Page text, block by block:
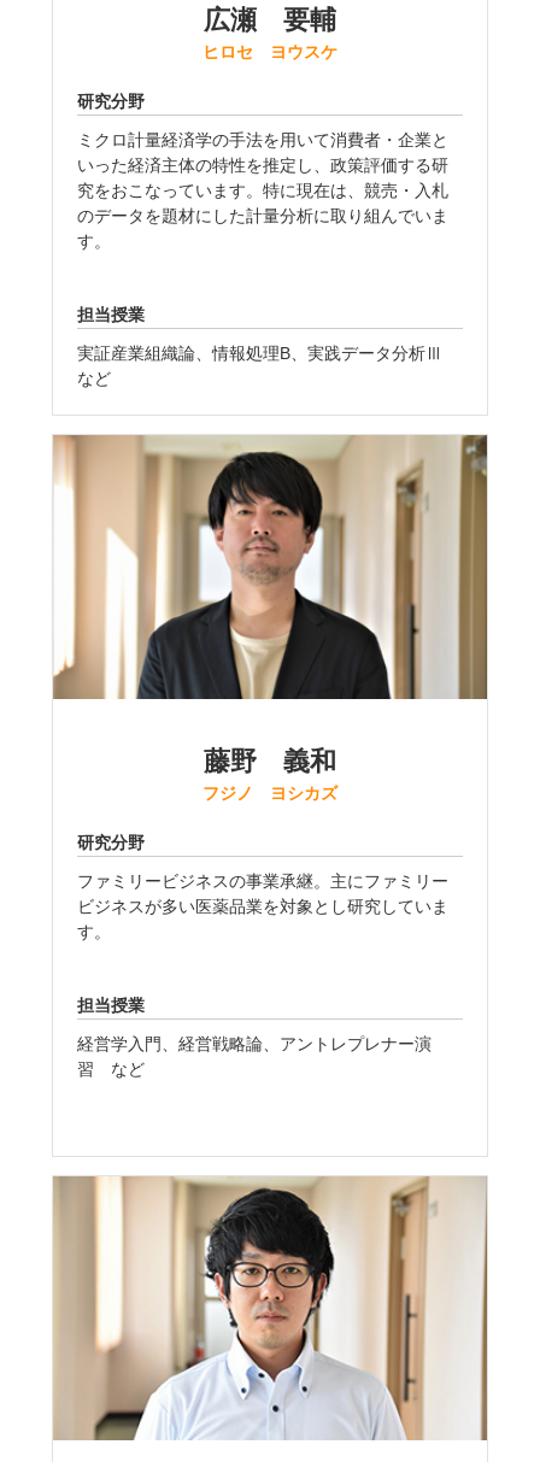
広瀬 要輔
ヒロセ ヨウスケ
研究分野
ミクロ計量経済学の手法を用いて消費者・企業と
いった経済主体の特性を推定し、政策評価する研
究をおこなっています。特に現在は、競売・入札
のデータを題材にした計量分析に取り組んでいま
す。
担当授業
実証産業組織論、情報処理B、実践データ分析Ⅲ
など
藤野 義和
フジノ ヨシカズ
研究分野
ファミリービジネスの事業承継。主にファミリー
ビジネスが多い医薬品業を対象とし研究していま
す。
担当授業
経営学入門、経営戦略論、アントレプレナー演
習 など